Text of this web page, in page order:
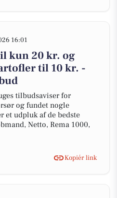
16:01
kun 20 kr. og
til 10 kr. -
tilbudsaviser for
og fundet nogle
et udpluk af de bedste
Netto, Rema 1000,
Kopiér link